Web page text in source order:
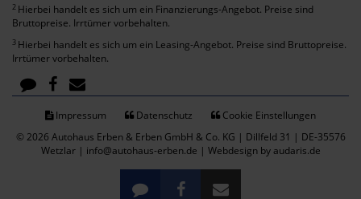
2 Hierbei handelt es sich um ein Finanzierungs-Angebot. Preise sind
Bruttopreise. Irrtümer vorbehalten.
3 Hierbei handelt es sich um ein Leasing-Angebot. Preise sind Bruttopreise.
Irrtümer vorbehalten.
Impressum Datenschutz
Cookie Einstellungen
© 2026 Autohaus Erben & Erben GmbH & Co. KG | Dillfeld 31 | DE-35576
Wetzlar | info@autohaus-erben.de | Webdesign by audaris.de